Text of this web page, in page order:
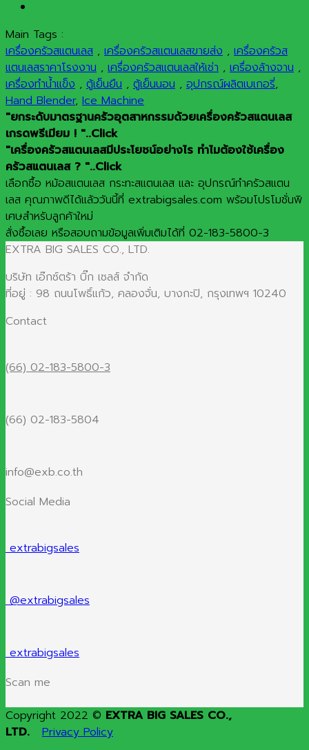
Main Tags :
เครื่องครัวสแตนเลส , เครื่องครัวสแตนเลสขายส่ง , เครื่องครัวส
แตนเลสราคาโรงงาน , เครื่องครัวสแตนเลสให้เช่า , เครื่องล้างจาน ,
เครื่องทำน้ำแข็ง , ตู้เย็นยืน , ตู้เย็นนอน , อุปกรณ์ผลิตเบเกอรี่,
Hand Blender, Ice Machine
"ยกระดับมาตรฐานครัวอุตสาหกรรมด้วยเครื่องครัวสแตนเลส
เกรดพรีเมียม ! "..Click
"เครื่องครัวสแตนเลสมีประโยชน์อย่างไร ทำไมต้องใช้เครื่อง
ครัวสแตนเลส ? "..Click
เลือกซื้อ หม้อสแตนเลส กระทะสแตนเลส และ อุปกรณ์ทำครัวสแตน
เลส คุณภาพดีได้แล้ววันนี้ที่ extrabigsales.com พร้อมโปรโมชั่นพิ
เศษสำหรับลูกค้าใหม่
สั่งซื้อเลย หรือสอบถามข้อมูลเพิ่มเติมได้ที่ 02-183-5800-3
EXTRA BIG SALES CO., LTD.
บริษัท เอ๊กซ์ตร้า บิ๊ก เซลส์ จำกัด
ที่อยู่ : 98 ถนนโพธิ์แก้ว, คลองจั่น, บางกะปิ, กรุงเทพฯ 10240
Contact
(66) 02-183-5800-3
(66) 02-183-5804
info@exb.co.th
Social Media
extrabigsales
@extrabigsales
extrabigsales
Scan me
Copyright 2022 © EXTRA BIG SALES CO.,
LTD.
Privacy Policy